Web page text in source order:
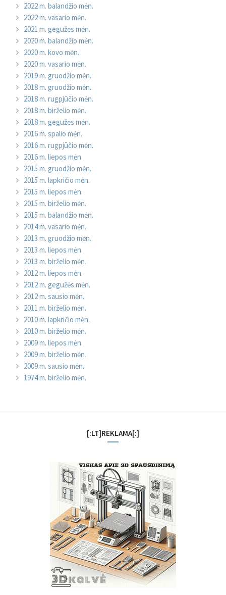
2022 m. balandžio mėn.
2022 m. vasario mėn.
2021 m. gegužės mėn.
2020 m. balandžio mėn.
2020 m. kovo mėn.
2020 m. vasario mėn.
2019 m. gruodžio mėn.
2018 m. gruodžio mėn.
2018 m. rugpjūčio mėn.
2018 m. birželio mėn.
2018 m. gegužės mėn.
2016 m. spalio mėn.
2016 m. rugpjūčio mėn.
2016 m. liepos mėn.
2015 m. gruodžio mėn.
2015 m. lapkričio mėn.
2015 m. liepos mėn.
2015 m. birželio mėn.
2015 m. balandžio mėn.
2014 m. vasario mėn.
2013 m. gruodžio mėn.
2013 m. liepos mėn.
2013 m. birželio mėn.
2012 m. liepos mėn.
2012 m. gegužės mėn.
2012 m. sausio mėn.
2011 m. birželio mėn.
2010 m. lapkričio mėn.
2010 m. birželio mėn.
2009 m. liepos mėn.
2009 m. birželio mėn.
2009 m. sausio mėn.
1974 m. birželio mėn.
[:LT]REKLAMA[:]